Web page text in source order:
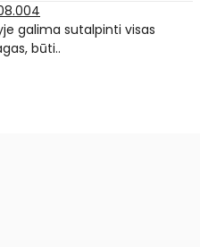
galima sutalpinti visas
būti..